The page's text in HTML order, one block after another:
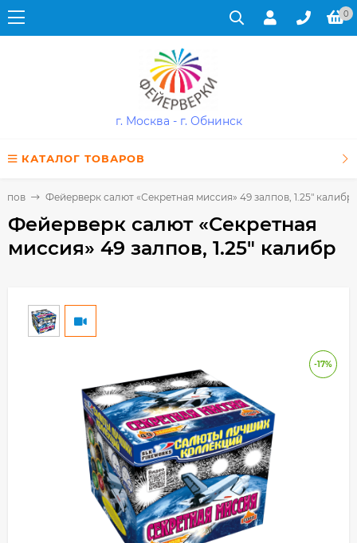
0
г. Москва - г. Обнинск
КАТАЛОГ ТОВАРОВ
Фейерверк салют «Секретная миссия» 49 залпов, 1.25" калибр
Фейерверк салют «Секретная
миссия» 49 залпов, 1.25" калибр
-17%